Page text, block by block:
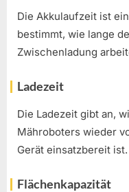
Die Akkulaufzeit ist
bestimmt, wie lange
Zwischenladung
Ladezeit
Die Ladezeit gibt an,
Mähroboters wieder
Gerät einsatzbereit ist.
Flächenkapazität